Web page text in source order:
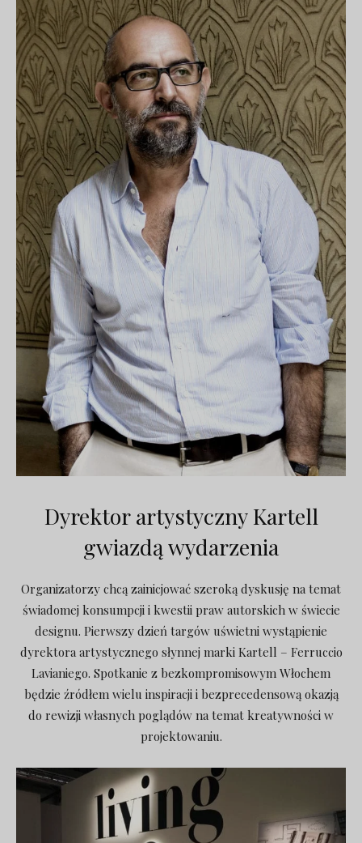
Dyrektor artystyczny Kartell
gwiazdą wydarzenia
Organizatorzy chcą zainicjować szeroką dyskusję na temat
świadomej konsumpcji i kwestii praw autorskich w świecie
designu. Pierwszy dzień targów uświetni wystąpienie
dyrektora artystycznego słynnej marki Kartell – Ferruccio
Lavianiego. Spotkanie z bezkompromisowym Włochem
będzie źródłem wielu inspiracji i bezprecedensową okazją
do rewizji własnych poglądów na temat kreatywności w
projektowaniu.